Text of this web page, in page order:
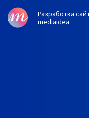
Разработка
mediaidea